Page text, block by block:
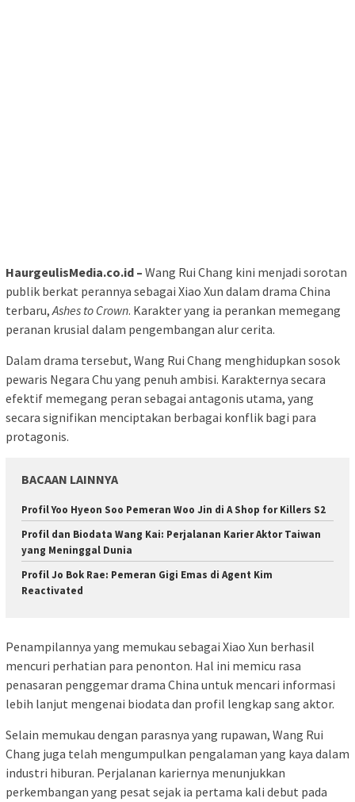
HaurgeulisMedia.co.id – Wang Rui Chang kini menjadi sorotan
publik berkat perannya sebagai Xiao Xun dalam drama China
terbaru, Ashes to Crown. Karakter yang ia perankan memegang
peranan krusial dalam pengembangan alur cerita.
Dalam drama tersebut, Wang Rui Chang menghidupkan sosok
pewaris Negara Chu yang penuh ambisi. Karakternya secara
efektif memegang peran sebagai antagonis utama, yang
secara signifikan menciptakan berbagai konflik bagi para
protagonis.
BACAAN LAINNYA
Profil Yoo Hyeon Soo Pemeran Woo Jin di A Shop for Killers S2
Profil dan Biodata Wang Kai: Perjalanan Karier Aktor Taiwan
yang Meninggal Dunia
Profil Jo Bok Rae: Pemeran Gigi Emas di Agent Kim
Reactivated
Penampilannya yang memukau sebagai Xiao Xun berhasil
mencuri perhatian para penonton. Hal ini memicu rasa
penasaran penggemar drama China untuk mencari informasi
lebih lanjut mengenai biodata dan profil lengkap sang aktor.
Selain memukau dengan parasnya yang rupawan, Wang Rui
Chang juga telah mengumpulkan pengalaman yang kaya dalam
industri hiburan. Perjalanan kariernya menunjukkan
perkembangan yang pesat sejak ia pertama kali debut pada